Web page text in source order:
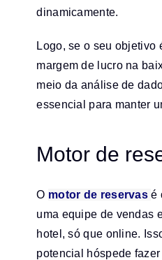
dinamicamente.
Logo, se o seu objetivo
margem de lucro na
meio da análise de
essencial para manter
Motor de
O motor de reservasé
uma equipe de vendas
hotel, só que online.
potencial hóspede